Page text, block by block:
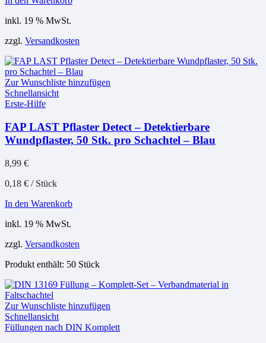
inkl. 19 % MwSt.
zzgl. Versandkosten
Zur Wunschliste hinzufügen
Schnellansicht
Erste-Hilfe
FAP LAST Pflaster Detect – Detektierbare
Wundpflaster, 50 Stk. pro Schachtel – Blau
8,99 €
0,18 € / Stück
In den Warenkorb
inkl. 19 % MwSt.
zzgl. Versandkosten
Produkt enthält: 50 Stück
Zur Wunschliste hinzufügen
Schnellansicht
Füllungen nach DIN Komplett